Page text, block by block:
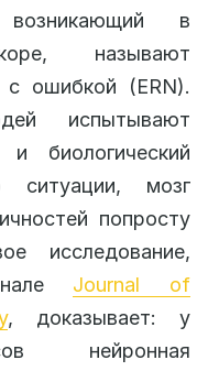
возникающий в
называют
с ошибкой (ERN).
испытывают
и биологический
ситуации, мозг
попросту
исследование,
Journal of
, доказывает: у
нейронная